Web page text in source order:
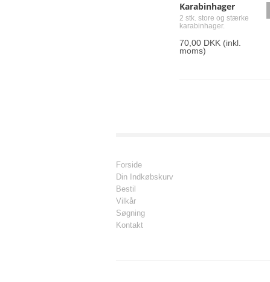
Karabinhager
2 stk. store og stærke
karabinhager.
70,00 DKK (inkl.
moms)
Forside
Din Indkøbskurv
Bestil
Vilkår
Søgning
Kontakt